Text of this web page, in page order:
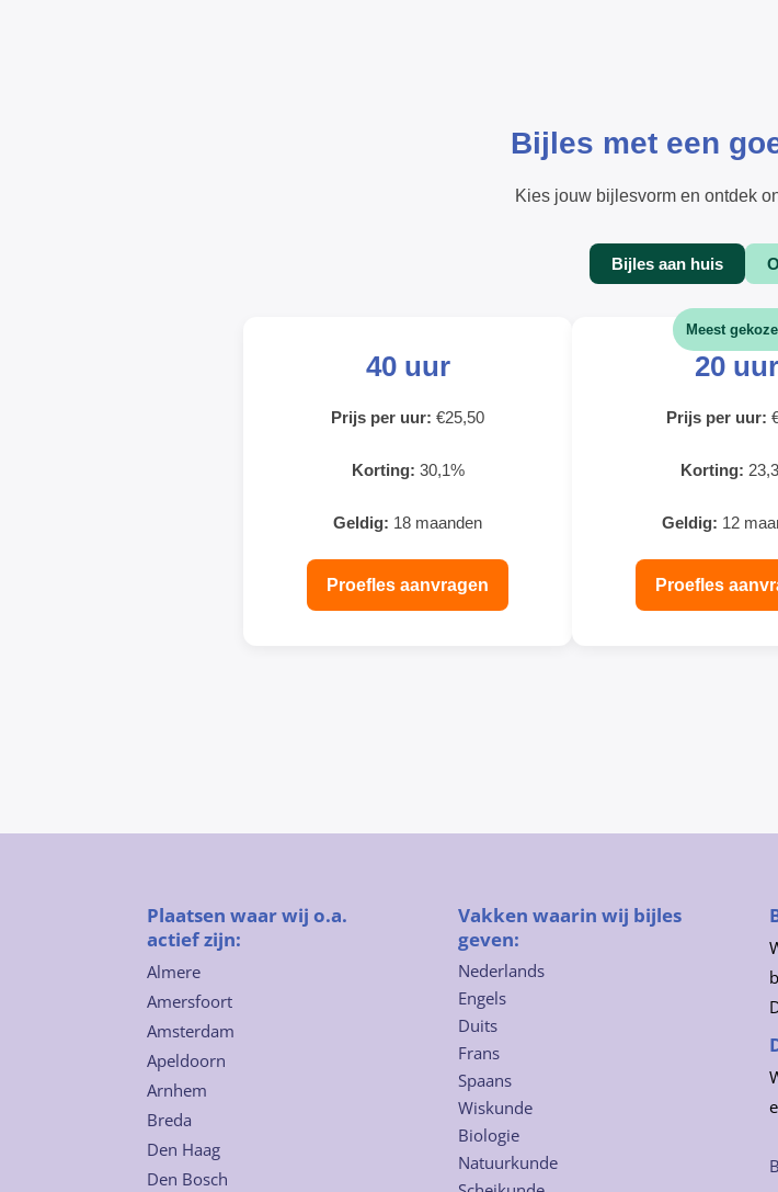
Bijles met een
Kies jouw bijlesvorm en ontdek
Bijles aan huis
40 uur
Prijs per uur: €25,50
Korting: 30,1%
Geldig: 18 maanden
Proefles aanvragen
Meest
20 uur
Prijs per uur:
Korting:
Geldig: 12
Proefles
Plaatsen waar wij o.a.
actief zijn:
Almere
Amersfoort
Amsterdam
Apeldoorn
Arnhem
Breda
Den Haag
Den Bosch
Vakken waarin wij bijles
geven:
Nederlands
Engels
Duits
Frans
Spaans
Wiskunde
Biologie
Natuurkunde